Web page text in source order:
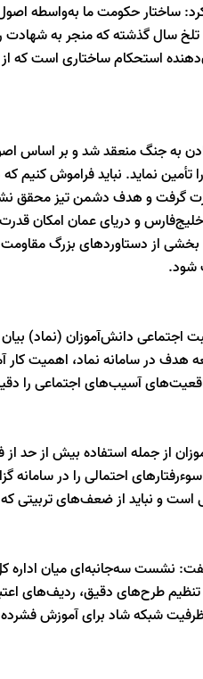
ساختار حکومت ما به‌واسطه
سال گذشته که منجر به شهادت
به جنگ منعقد شد و بر اساس
جنگ نظامی صورت گرفت و هدف دشمن تیز
و دریای عمان امکان قدرت
بخشی از دستاوردهای بزرگ
شود.
در سامانه نماد، اهمیت کار
آسیب‌های اجتماعی را
از جمله استفاده بیش از حد
سوءرفتارهای احتمالی را در
است و نباید از ضعف‌های
نشست سه‌جانبه‌ای میان
تنظیم طرح‌های دقیق، ردیف‌های
شبکه شاد برای آموزش فشرده